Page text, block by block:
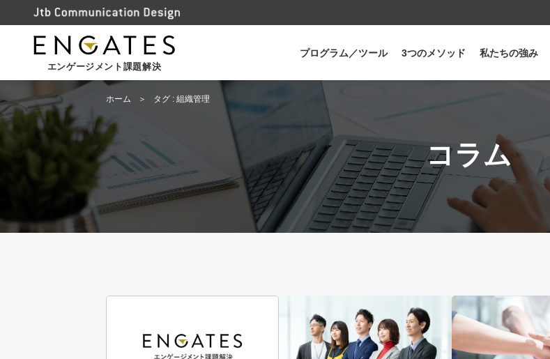
エンゲージメント課題解決
プログラム／ツール 3つのメソッド 私たちの強み
ホーム タグ : 組織管理
コラム